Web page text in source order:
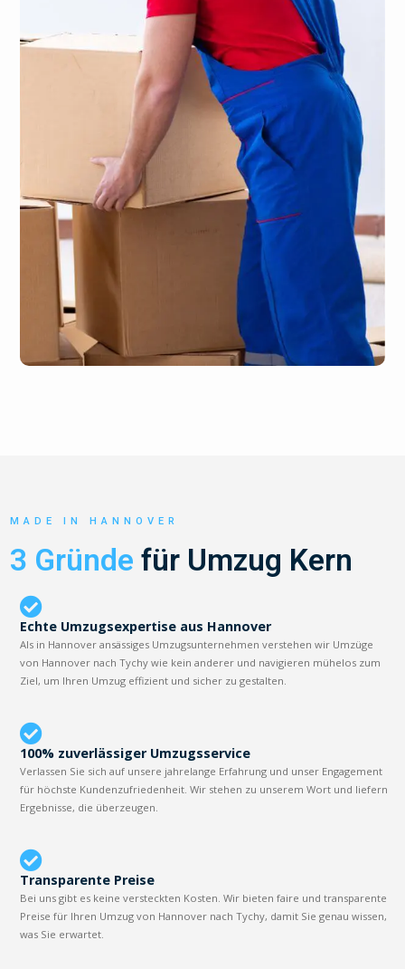
MADE IN HANNOVER
3 Gründe für Umzug Kern
Echte Umzugsexpertise aus Hannover
Als in Hannover ansässiges Umzugsunternehmen verstehen wir Umzüge
von Hannover nach Tychy wie kein anderer und navigieren mühelos zum
Ziel, um Ihren Umzug effizient und sicher zu gestalten.
100% zuverlässiger Umzugsservice
Verlassen Sie sich auf unsere jahrelange Erfahrung und unser Engagement
für höchste Kundenzufriedenheit. Wir stehen zu unserem Wort und liefern
Ergebnisse, die überzeugen.
Transparente Preise
Bei uns gibt es keine versteckten Kosten. Wir bieten faire und transparente
Preise für Ihren Umzug von Hannover nach Tychy, damit Sie genau wissen,
was Sie erwartet.